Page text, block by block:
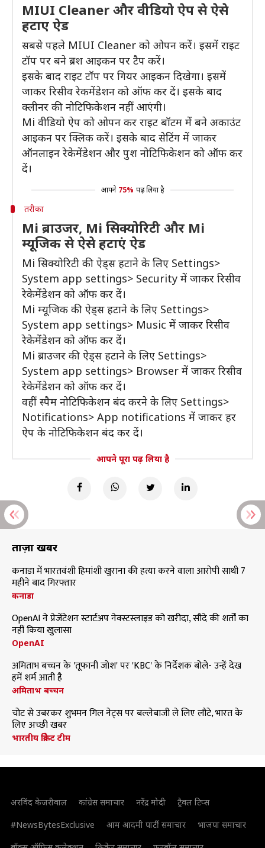
MIUI Cleaner और वीडियो ऐप से ऐसे
हटाए ऐड
सबसे पहले MIUI Cleaner को ओपन करें। इसमें राइट
टॉप पर बने ब्रश आइकन पर टैप करें।
इसके बाद राइट टॉप पर गियर आइकन दिखेगा। इसमें
जाकर रिसीव रेकमेंडेशन को ऑफ कर दें। इसके बाद
क्लीनर की नोटिफिकेशन नहीं आएंगी।
Mi वीडियो ऐप को ओपन कर राइट बॉटम में बने अकाउंट
आइकन पर क्लिक करें। इसके बाद सेटिंग में जाकर
ऑनलाइन रेकेमेंडेशन और पुश नोटिफिकेशन को ऑफ कर
दें।
आपने 75% पढ़ लिया है
तरीका
Mi ब्राउजर, Mi सिक्योरिटी और Mi
म्यूजिक से ऐसे हटाएं ऐड
Mi सिक्योरिटी की ऐड्स हटाने के लिए Settings>
System app settings> Security में जाकर रिसीव
रेकेमेंडेशन को ऑफ कर दें।
Mi म्यूजिक की ऐड्स हटाने के लिए Settings>
System app settings> Music में जाकर रिसीव
रेकेमेंडेशन को ऑफ कर दें।
Mi ब्राउजर की ऐड्स हटाने के लिए Settings>
System app settings> Browser में जाकर रिसीव
रेकेमेंडेशन को ऑफ कर दें।
वहीं स्पैम नोटिफिकेशन बंद करने के लिए Settings>
Notifications> App notifications में जाकर हर
ऐप के नोटिफिकेशन बंद कर दें।
आपने पूरा पढ़ लिया है
ताज़ा खबरें
कनाडा में भारतवंशी हिमांशी खुराना की हत्या करने वाला आरोपी साथी 7
महीने बाद गिरफ्तार
कनाडा
OpenAI ने प्रेजेंटेशन स्टार्टअप नेक्स्टस्लाइड को खरीदा, सौदे की शर्तों का
नहीं किया खुलासा
OpenAI
अमिताभ बच्चन के 'तूफानी जोश' पर 'KBC' के निर्देशक बोले- उन्हें देख
हमें शर्म आती है
अमिताभ बच्चन
चोट से उबरकर शुभमन गिल नेट्स पर बल्लेबाजी ले लिए लौटे, भारत के
लिए अच्छी खबर
भारतीय क्रिकेट टीम
अरविंद केजरीवाल कांग्रेस समाचार नरेंद्र मोदी
ट्रैवल टिप्स
#NewsBytesExclusive
आम आदमी पार्टी समाचार
भाजपा समाचार